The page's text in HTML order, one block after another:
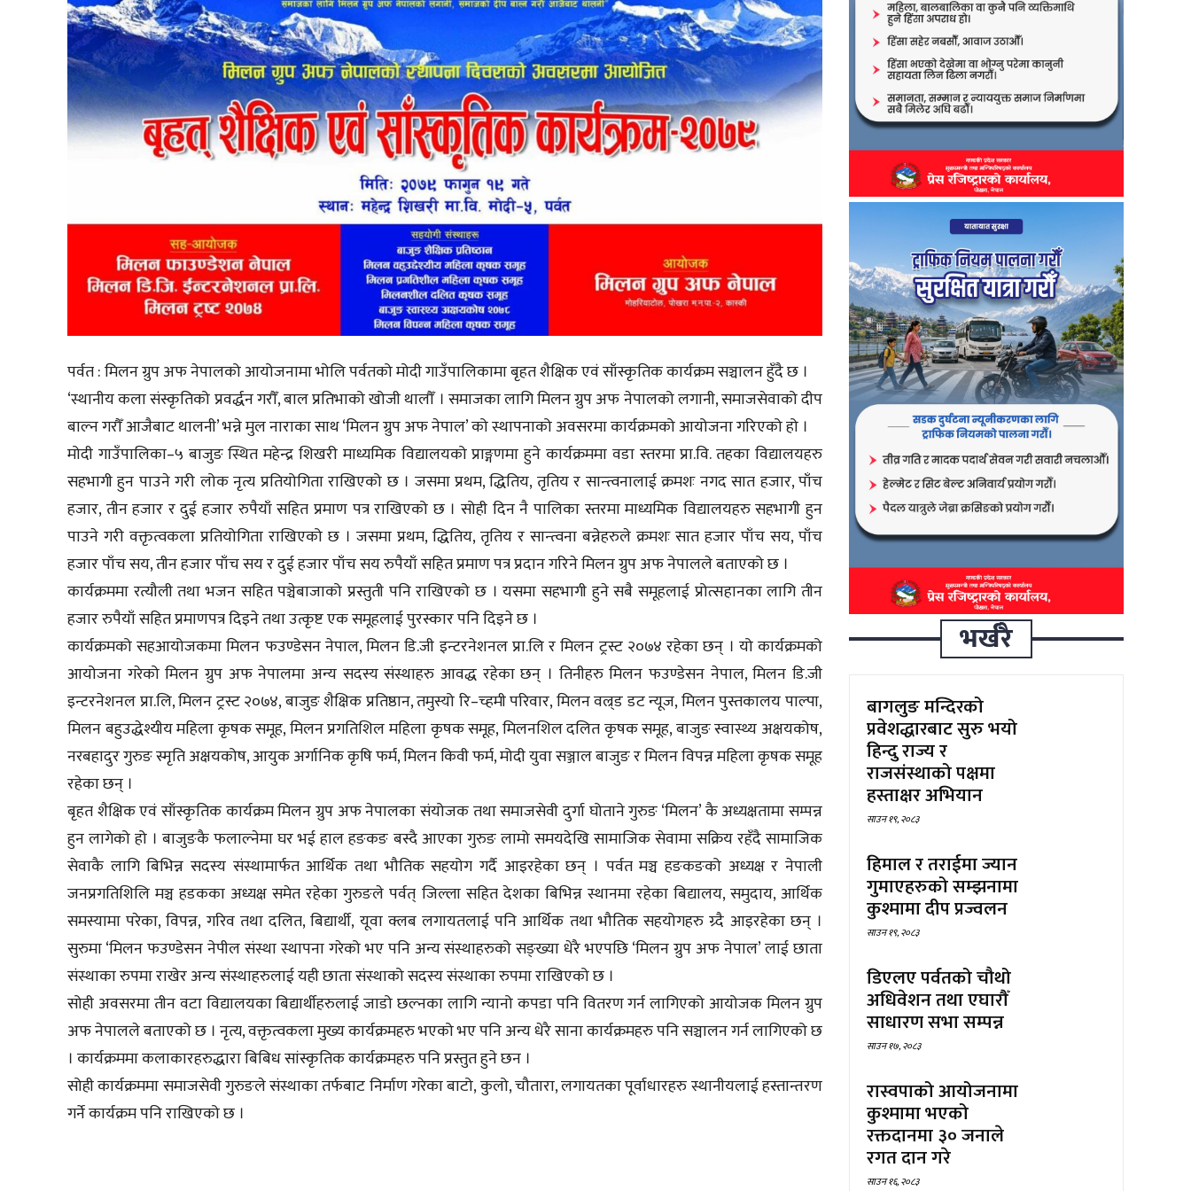
पर्वत : मिलन ग्रुप अफ नेपालको आयोजनामा भोलि पर्वतको मोदी गाउँपालिकामा बृहत शैक्षिक एवं साँस्कृतिक कार्यक्रम सञ्चालन हुँदै छ ।
‘स्थानीय कला संस्कृतिको प्रवर्द्धन गरौँ, बाल प्रतिभाको खोजी थालौँ । समाजका लागि मिलन ग्रुप अफ नेपालको लगानी, समाजसेवाको दीप
बाल्न गरौँ आजैबाट थालनी’ भन्ने मुल नाराका साथ ‘मिलन ग्रुप अफ नेपाल’ को स्थापनाको अवसरमा कार्यक्रमको आयोजना गरिएको हो ।
मोदी गाउँपालिका–५ बाजुङ स्थित महेन्द्र शिखरी माध्यमिक विद्यालयको प्राङ्गणमा हुने कार्यक्रममा वडा स्तरमा प्रा.वि. तहका विद्यालयहरु
सहभागी हुन पाउने गरी लोक नृत्य प्रतियोगिता राखिएको छ । जसमा प्रथम, द्धितिय, तृतिय र सान्त्वनालाई क्रमशः नगद सात हजार, पाँच
हजार, तीन हजार र दुई हजार रुपैयाँ सहित प्रमाण पत्र राखिएको छ । सोही दिन नै पालिका स्तरमा माध्यमिक विद्यालयहरु सहभागी हुन
पाउने गरी वक्तृत्वकला प्रतियोगिता राखिएको छ । जसमा प्रथम, द्धितिय, तृतिय र सान्त्वना बन्नेहरुले क्रमशः सात हजार पाँच सय, पाँच
हजार पाँच सय, तीन हजार पाँच सय र दुई हजार पाँच सय रुपैयाँ सहित प्रमाण पत्र प्रदान गरिने मिलन ग्रुप अफ नेपालले बताएको छ ।
कार्यक्रममा रत्यौली तथा भजन सहित पञ्चेबाजाको प्रस्तुती पनि राखिएको छ । यसमा सहभागी हुने सबै समूहलाई प्रोत्सहानका लागि तीन
हजार रुपैयाँ सहित प्रमाणपत्र दिइने तथा उत्कृष्ट एक समूहलाई पुरस्कार पनि दिइने छ ।
कार्यक्रमको सहआयोजकमा मिलन फउण्डेसन नेपाल, मिलन डि.जी इन्टरनेशनल प्रा.लि र मिलन ट्रस्ट २०७४ रहेका छन् । यो कार्यक्रमको
आयोजना गरेको मिलन ग्रुप अफ नेपालमा अन्य सदस्य संस्थाहरु आवद्ध रहेका छन् । तिनीहरु मिलन फउण्डेसन नेपाल, मिलन डि.जी
इन्टरनेशनल प्रा.लि, मिलन ट्रस्ट २०७४, बाजुङ शैक्षिक प्रतिष्ठान, तमुस्यो रि–च्हमी परिवार, मिलन वल्र्ड डट न्यूज, मिलन पुस्तकालय पाल्पा,
मिलन बहुउद्धेश्यीय महिला कृषक समूह, मिलन प्रगतिशिल महिला कृषक समूह, मिलनशिल दलित कृषक समूह, बाजुङ स्वास्थ्य अक्षयकोष,
नरबहादुर गुरुङ स्मृति अक्षयकोष, आयुक अर्गानिक कृषि फर्म, मिलन किवी फर्म, मोदी युवा सञ्जाल बाजुङ र मिलन विपन्न महिला कृषक समूह
रहेका छन् ।
बृहत शैक्षिक एवं साँस्कृतिक कार्यक्रम मिलन ग्रुप अफ नेपालका संयोजक तथा समाजसेवी दुर्गा घोताने गुरुङ ‘मिलन’ कै अध्यक्षतामा सम्पन्न
हुन लागेको हो । बाजुङकै फलाल्नेमा घर भई हाल हङकङ बस्दै आएका गुरुङ लामो समयदेखि सामाजिक सेवामा सक्रिय रहँदै सामाजिक
सेवाकै लागि बिभिन्न सदस्य संस्थामार्फत आर्थिक तथा भौतिक सहयोग गर्दै आइरहेका छन् । पर्वत मञ्च हङकङको अध्यक्ष र नेपाली
जनप्रगतिशिलि मञ्च हडकका अध्यक्ष समेत रहेका गुरुङले पर्वत् जिल्ला सहित देशका बिभिन्न स्थानमा रहेका बिद्यालय, समुदाय, आर्थिक
समस्यामा परेका, विपन्न, गरिव तथा दलित, बिद्यार्थी, यूवा क्लब लगायतलाई पनि आर्थिक तथा भौतिक सहयोगहरु ग्र्दै आइरहेका छन् ।
सुरुमा ‘मिलन फउण्डेसन नेपील संस्था स्थापना गरेको भए पनि अन्य संस्थाहरुको सङ्ख्या धेरै भएपछि ‘मिलन ग्रुप अफ नेपाल’ लाई छाता
संस्थाका रुपमा राखेर अन्य संस्थाहरुलाई यही छाता संस्थाको सदस्य संस्थाका रुपमा राखिएको छ ।
सोही अवसरमा तीन वटा विद्यालयका बिद्यार्थीहरुलाई जाडो छल्नका लागि न्यानो कपडा पनि वितरण गर्न लागिएको आयोजक मिलन ग्रुप
अफ नेपालले बताएको छ । नृत्य, वक्तृत्वकला मुख्य कार्यक्रमहरु भएको भए पनि अन्य धेरै साना कार्यक्रमहरु पनि सञ्चालन गर्न लागिएको छ
। कार्यक्रममा कलाकारहरुद्धारा बिबिध सांस्कृतिक कार्यक्रमहरु पनि प्रस्तुत हुने छन ।
सोही कार्यक्रममा समाजसेवी गुरुङले संस्थाका तर्फबाट निर्माण गरेका बाटो, कुलो, चौतारा, लगायतका पूर्वाधारहरु स्थानीयलाई हस्तान्तरण
गर्ने कार्यक्रम पनि राखिएको छ ।
भर्खरै
बागलुङ मन्दिरको
प्रवेशद्धारबाट सुरु भयो
हिन्दु राज्य र
राजसंस्थाको पक्षमा
हस्ताक्षर अभियान
साउन १९, २०८३
हिमाल र तराईमा ज्यान
गुमाएहरुको सम्झनामा
कुश्मामा दीप प्रज्वलन
साउन १९, २०८३
डिएलए पर्वतको चौथो
अधिवेशन तथा एघारौँ
साधारण सभा सम्पन्न
साउन १७, २०८३
रास्वपाको आयोजनामा
कुश्मामा भएको
रक्तदानमा ३० जनाले
रगत दान गरे
साउन १६, २०८३